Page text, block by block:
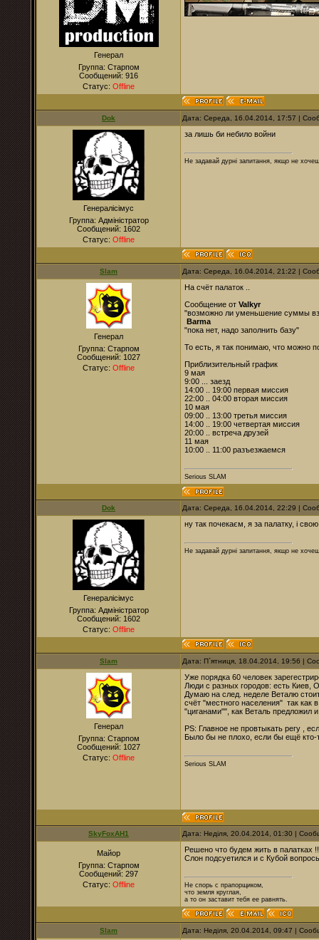
Генерал
Группа: Старпом
Сообщений: 916
Статус: Offline
Dok Дата: Середа, 16.04.2014, 17:57 |
Генералісімус
Группа: Адміністратор
Сообщений: 1602
Статус: Offline
за лишь би небило войни
Не задавай дурні запитання, якщо не
Slam Дата: Середа, 16.04.2014, 21:22 |
Генерал
Группа: Старпом
Сообщений: 1027
Статус: Offline
На счёт палаток ..
Сообщение от Valkyr
"возможно ли уменьшение суммы
Barma
"пока нет, надо заполнить базу"
То есть, я так понимаю, что можно
Приблизительный график
9 мая
9:00 ... заезд
14:00 .. 19:00 первая миссия
22:00 .. 04:00 вторая миссия
10 мая
09:00 .. 13:00 третья миссия
14:00 .. 19:00 четвертая миссия
20:00 .. встреча друзей
11 мая
10:00 .. 11:00 разъезжаемся
Serious SLAM
Dok Дата: Середа, 16.04.2014, 22:29 |
Генералісімус
Группа: Адміністратор
Сообщений: 1602
Статус: Offline
ну так почекаєм, я за палатку, і
Не задавай дурні запитання, якщо не
Slam Дата: П`ятниця, 18.04.2014, 19:56 |
Генерал
Группа: Старпом
Сообщений: 1027
Статус: Offline
Уже порядка 60 человек
Люди с разных городов: есть Киев,
Думаю на след. неделе Веталю
счёт "местного населения" так как
"циганами"", как Веталь предложил
PS: Главное не провтыкать регу ,
Было бы не плохо, если бы ещё
Serious SLAM
SkyFoxAH1 Дата: Неділя, 20.04.2014, 01:30 |
Майор
Группа: Старпом
Сообщений: 297
Статус: Offline
Решено что будем жить в палатках
Слон подсуетился и с Кубой
Не спорь с прапорщиком,
что земля круглая,
а то он заставит тебя ее равнять.
Slam Дата: Неділя, 20.04.2014, 09:47 |